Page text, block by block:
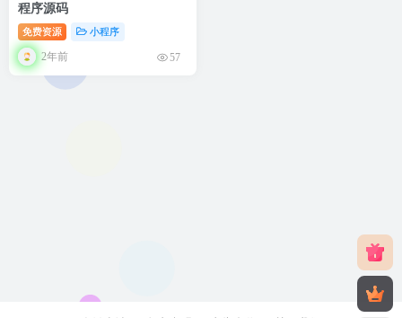
程序源码
免费资源 小程序
2年前 57